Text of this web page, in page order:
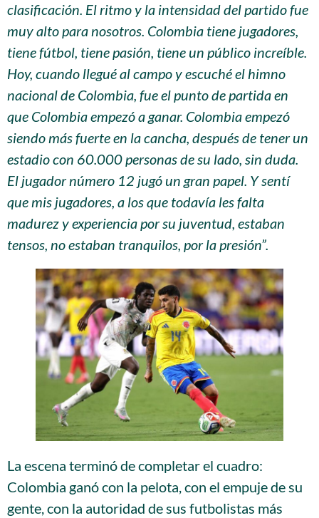
clasificación. El ritmo y la intensidad del partido fue
muy alto para nosotros. Colombia tiene jugadores,
tiene fútbol, tiene pasión, tiene un público increíble.
Hoy, cuando llegué al campo y escuché el himno
nacional de Colombia, fue el punto de partida en
que Colombia empezó a ganar. Colombia empezó
siendo más fuerte en la cancha, después de tener un
estadio con 60.000 personas de su lado, sin duda.
El jugador número 12 jugó un gran papel. Y sentí
que mis jugadores, a los que todavía les falta
madurez y experiencia por su juventud, estaban
tensos, no estaban tranquilos, por la presión”.
La escena terminó de completar el cuadro:
Colombia ganó con la pelota, con el empuje de su
gente, con la autoridad de sus futbolistas más